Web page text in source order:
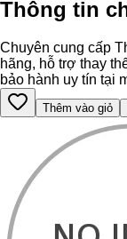
Thông tin
Chuyên cung cấp
hãng, hỗ trợ thay
bảo hành uy tín tại
Thêm vào giỏ